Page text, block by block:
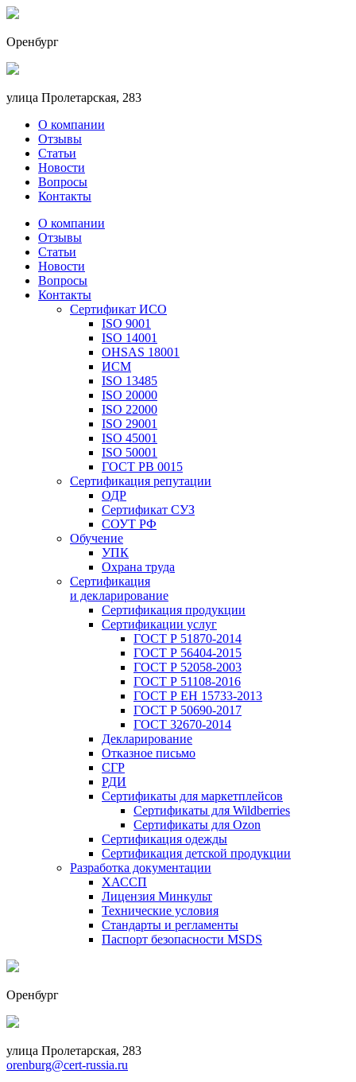
Оренбург
улица Пролетарская, 283
О компании
Отзывы
Статьи
Новости
Вопросы
Контакты
О компании
Отзывы
Статьи
Новости
Вопросы
Контакты
Сертификат ИСО
ISO 9001
ISO 14001
OHSAS 18001
ИСМ
ISO 13485
ISO 20000
ISO 22000
ISO 29001
ISO 45001
ISO 50001
ГОСТ РВ 0015
Сертификация репутации
ОДР
Сертификат СУЗ
СОУТ РФ
Обучение
УПК
Охрана труда
Сертификация
и декларирование
Сертификация продукции
Сертификации услуг
ГОСТ Р 51870-2014
ГОСТ Р 56404-2015
ГОСТ Р 52058-2003
ГОСТ Р 51108-2016
ГОСТ Р ЕН 15733-2013
ГОСТ Р 50690-2017
ГОСТ 32670-2014
Декларирование
Отказное письмо
СГР
РДИ
Сертификаты для маркетплейсов
Сертификаты для Wildberries
Сертификаты для Ozon
Сертификация одежды
Сертификация детской продукции
Разработка документации
ХАССП
Лицензия Минкульт
Технические условия
Стандарты и регламенты
Паспорт безопасности MSDS
Оренбург
улица Пролетарская, 283
orenburg@cert-russia.ru